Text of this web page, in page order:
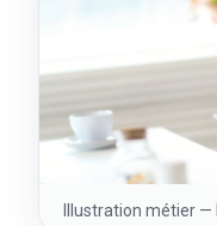
Illustration métier —